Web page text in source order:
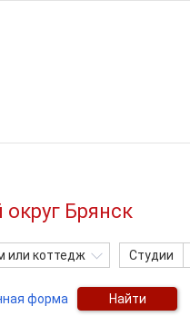
Брянск
или коттедж Студии
форма Найти